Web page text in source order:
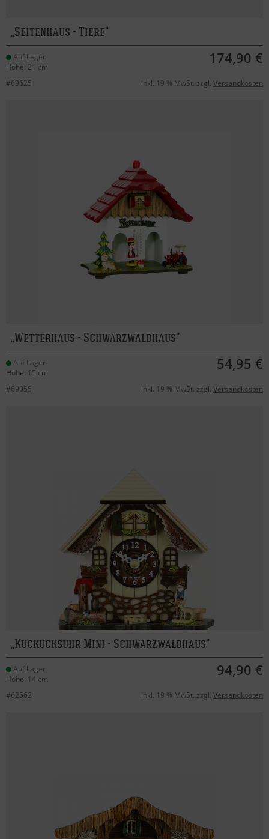
Seitenhaus - Tiere
Auf Lager
Höhe: 21 cm
174,90 €
#69625 inkl. 19 % MwSt. zzgl. Versandkosten
Wetterhaus - Schwarzwaldhaus
Auf Lager
Höhe: 15 cm
54,95 €
#69055 inkl. 19 % MwSt. zzgl. Versandkosten
Kuckucksuhr Mini - Schwarzwaldhaus
Auf Lager
Höhe: 14 cm
94,90 €
#62562 inkl. 19 % MwSt. zzgl. Versandkosten